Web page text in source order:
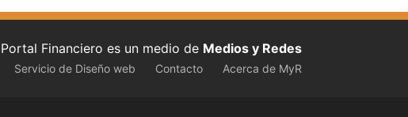
Portal Financiero es un medio de Medios y Redes
Servicio de Diseño web Contacto Acerca de MyR